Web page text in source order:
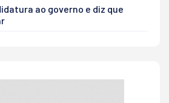
ao governo e diz que